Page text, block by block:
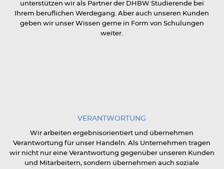
unterstützen wir als Partner der DHBW Studierende bei
Ihrem beruflichen Werdegang. Aber auch unseren Kunden
geben wir unser Wissen gerne in Form von Schulungen
weiter.
VERANTWORTUNG
Wir arbeiten ergebnisorientiert und übernehmen
Verantwortung für unser Handeln. Als Unternehmen tragen
wir nicht nur eine Verantwortung gegenüber unseren Kunden
und Mitarbeitern, sondern übernehmen auch soziale